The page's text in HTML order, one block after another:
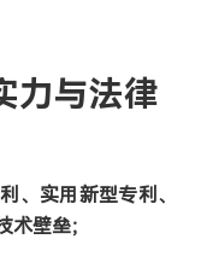
与法律
、实用新型专利、
壁垒；